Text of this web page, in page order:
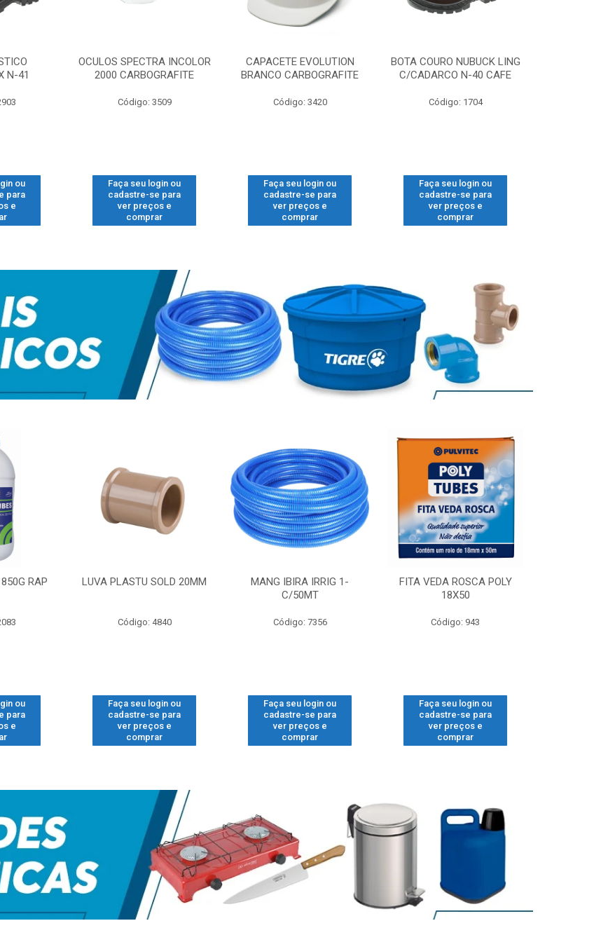
N-41
ou
para
e
OCULOS SPECTRA INCOLOR
2000 CARBOGRAFITE
Código: 3509
Faça seu login ou
cadastre-se para
ver preços e
comprar
CAPACETE EVOLUTION
BRANCO CARBOGRAFITE
Código: 3420
Faça seu login ou
cadastre-se para
ver preços e
comprar
BOTA COURO NUBUCK LING
C/CADARCO N-40 CAFE
Código: 1704
Faça seu login ou
cadastre-se para
ver preços e
comprar
RAP
ou
para
e
LUVA PLASTU SOLD 20MM
Código: 4840
Faça seu login ou
cadastre-se para
ver preços e
comprar
MANG IBIRA IRRIG 1-
C/50MT
Código: 7356
Faça seu login ou
cadastre-se para
ver preços e
comprar
FITA VEDA ROSCA POLY
18X50
Código: 943
Faça seu login ou
cadastre-se para
ver preços e
comprar